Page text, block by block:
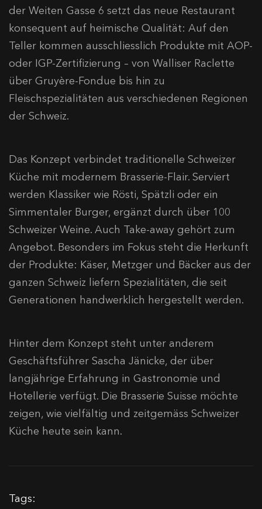
der Weiten Gasse 6 setzt das neue Restaurant
konsequent auf heimische Qualität: Auf den
Teller kommen ausschliesslich Produkte mit AOP-
oder IGP-Zertifizierung – von Walliser Raclette
über Gruyère-Fondue bis hin zu
Fleischspezialitäten aus verschiedenen Regionen
der Schweiz.
Das Konzept verbindet traditionelle Schweizer
Küche mit modernem Brasserie-Flair. Serviert
werden Klassiker wie Rösti, Spätzli oder ein
Simmentaler Burger, ergänzt durch über 100
Schweizer Weine. Auch Take-away gehört zum
Angebot. Besonders im Fokus steht die Herkunft
der Produkte: Käser, Metzger und Bäcker aus der
ganzen Schweiz liefern Spezialitäten, die seit
Generationen handwerklich hergestellt werden.
Hinter dem Konzept steht unter anderem
Geschäftsführer Sascha Jänicke, der über
langjährige Erfahrung in Gastronomie und
Hotellerie verfügt. Die Brasserie Suisse möchte
zeigen, wie vielfältig und zeitgemäss Schweizer
Küche heute sein kann.
Tags: